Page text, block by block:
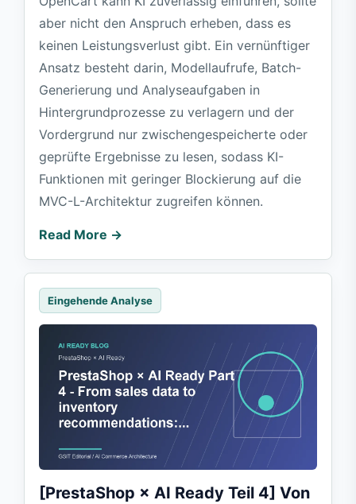
aber nicht den Anspruch erheben, dass es
keinen Leistungsverlust gibt. Ein vernünftiger
Ansatz besteht darin, Modellaufrufe, Batch-
Generierung und Analyseaufgaben in
Hintergrundprozesse zu verlagern und der
Vordergrund nur zwischengespeicherte oder
geprüfte Ergebnisse zu lesen, sodass KI-
Funktionen mit geringer Blockierung auf die
MVC-L-Architektur zugreifen können.
Read More →
Eingehende Analyse
[PrestaShop × AI Ready Teil 4] Von